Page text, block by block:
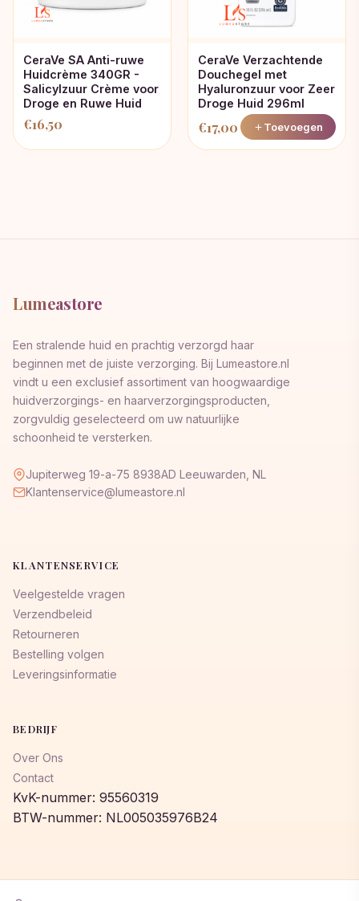
CeraVe SA Anti-ruwe
Huidcrème 340GR -
Salicylzuur Crème voor
Droge en Ruwe Huid
€16,50
CeraVe Verzachtende
Douchegel met
Hyaluronzuur voor Zeer
Droge Huid 296ml
€17,00 Toevoegen
Lumeastore
Een stralende huid en prachtig verzorgd haar
beginnen met de juiste verzorging. Bij Lumeastore.nl
vindt u een exclusief assortiment van hoogwaardige
huidverzorgings- en haarverzorgingsproducten,
zorgvuldig geselecteerd om uw natuurlijke
schoonheid te versterken.
Jupiterweg 19-a-75 8938AD Leeuwarden, NL
Klantenservice@lumeastore.nl
KLANTENSERVICE
Veelgestelde vragen
Verzendbeleid
Retourneren
Bestelling volgen
Leveringsinformatie
BEDRIJF
Over Ons
Contact
KvK-nummer: 95560319
BTW-nummer: NL005035976B24